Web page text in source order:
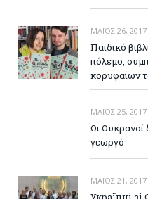
ΜΆΙΟΣ 26, 2017
Παιδικό
πόλεμο,
κορυφαίων
ΜΆΙΟΣ 25, 2017
Οι Ουκρανοί
γεωργό
ΜΆΙΟΣ 21, 2017